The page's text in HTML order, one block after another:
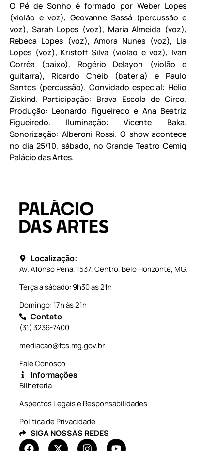
O Pé de Sonho é formado por Weber Lopes
(violão e voz), Geovanne Sassá (percussão e
voz), Sarah Lopes (voz), Maria Almeida (voz),
Rebeca Lopes (voz), Amora Nunes (voz), Lia
Lopes (voz), Kristoff Silva (violão e voz), Ivan
Corrêa (baixo), Rogério Delayon (violão e
guitarra), Ricardo Cheib (bateria) e Paulo
Santos (percussão). Convidado especial: Hélio
Ziskind. Participação: Brava Escola de Circo.
Produção: Leonardo Figueiredo e Ana Beatriz
Figueiredo. Iluminação: Vicente Baka.
Sonorização: Alberoni Rossi. O show acontece
no dia 25/10, sábado, no Grande Teatro Cemig
Palácio das Artes.
Localização:
Av. Afonso Pena, 1537, Centro, Belo Horizonte, MG.
Terça a sábado: 9h30 às 21h
Domingo: 17h às 21h
Contato
(31) 3236-7400
mediacao@fcs.mg.gov.br
Fale Conosco
Informações
Bilheteria
Aspectos Legais e Responsabilidades
Política de Privacidade
SIGA NOSSAS REDES